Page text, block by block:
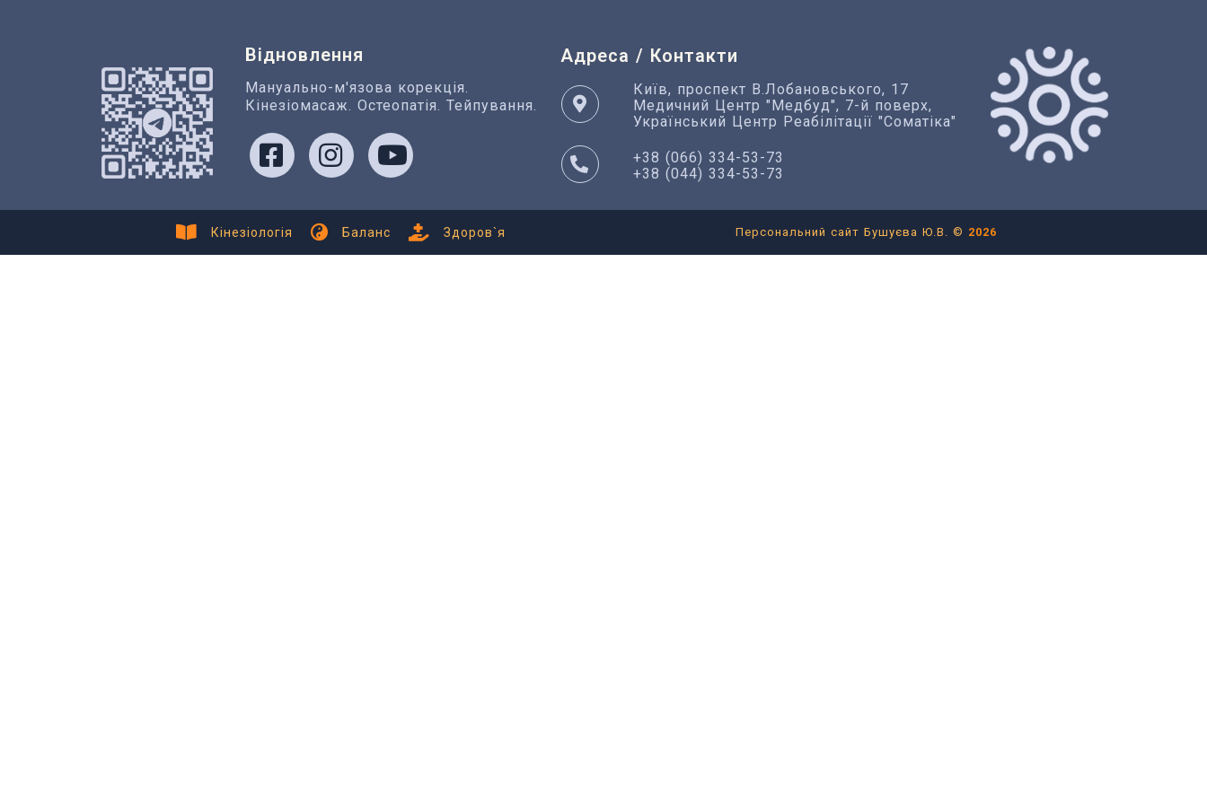
Відновлення
Мануально-м'язова корекція.
Кінезіомасаж. Остеопатія. Тейпування.
Адреса / Контакти
Київ, проспект В.Лобановського, 17
Медичний Центр "Медбуд", 7-й поверх,
Український Центр Реабілітації "Соматіка"
+38 (066) 334-53-73
+38 (044) 334-53-73
Кінезіологія Баланс Здоров`я Персональний сайт Бушуєва Ю.В. © 2026